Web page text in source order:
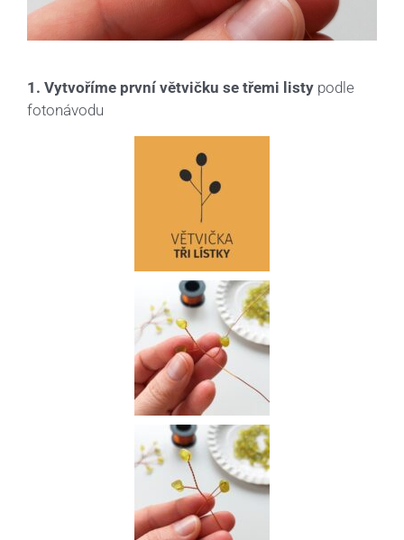
1. Vytvoříme první větvičku se třemi listy podle
fotonávodu